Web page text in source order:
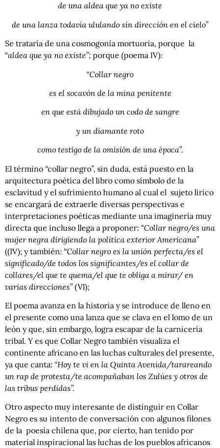
de una aldea que ya no existe
de una lanza todavía ululando sin dirección en el cielo”
Se trataría de una cosmogonía mortuoria, porque la
“aldea que ya no existe”; porque (poema IV):
“Collar negro
es el socavón de la mina penitente
en que está dibujado un codo de sangre
y un diamante roto
como testigo de la omisión de una época”.
El término “collar negro”, sin duda, está puesto en la
arquitectura poética del libro como símbolo de la
esclavitud y el sufrimiento humano al cual el sujeto lirico
se encargará de extraerle diversas perspectivas e
interpretaciones poéticas mediante una imaginería muy
directa que incluso llega a proponer: “Collar negro/es una
mujer negra dirigiendo la política exterior Americana”
((IV); y también: “Collar negro es la unión perfecta/es el
significado/de todos los significantes/es el collar de
collares/el que te quema/el que te obliga a mirar/ en
varias direcciones” (VI);
El poema avanza en la historia y se introduce de lleno en
el presente como una lanza que se clava en el lomo de un
león y que, sin embargo, logra escapar de la carnicería
tribal. Y es que Collar Negro también visualiza el
continente africano en las luchas culturales del presente,
ya que canta: “Hoy te vi en la Quinta Avenida/tarareando
un rap de protesta/te acompañaban los Zulúes y otros de
las tribus perdidas”.
Otro aspecto muy interesante de distinguir en Collar
Negro es su intento de conversación con algunos filones
de la poesía chilena que, por cierto, han tenido por
material inspiracional las luchas de los pueblos africanos